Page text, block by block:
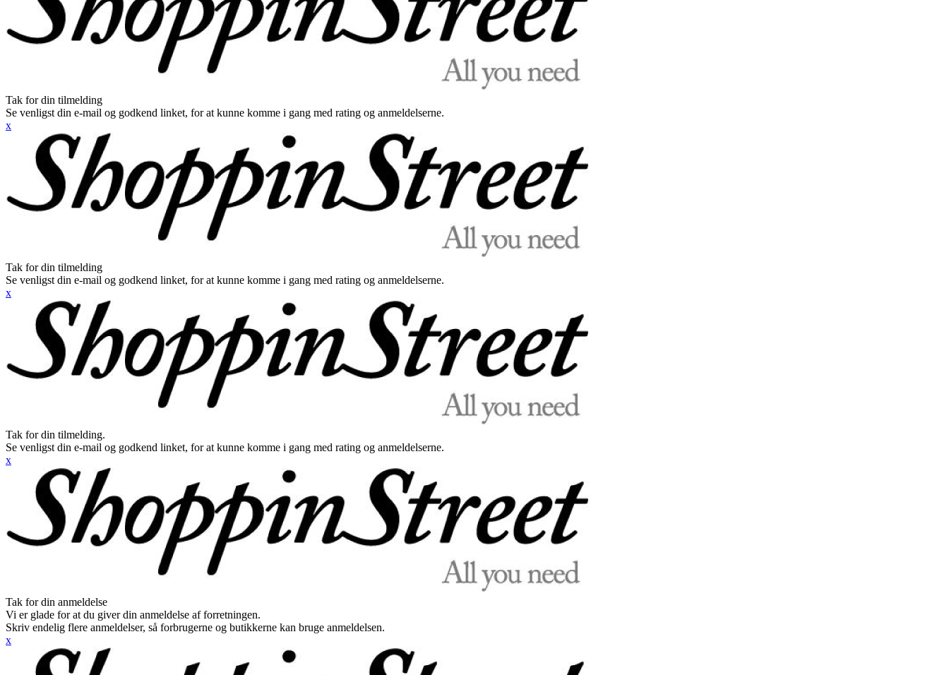
Tak for din tilmelding
Se venligst din e-mail og godkend linket, for at kunne komme i gang med rating og anmeldelserne.
x
Tak for din tilmelding
Se venligst din e-mail og godkend linket, for at kunne komme i gang med rating og anmeldelserne.
x
Tak for din tilmelding.
Se venligst din e-mail og godkend linket, for at kunne komme i gang med rating og anmeldelserne.
x
Tak for din anmeldelse
Vi er glade for at du giver din anmeldelse af forretningen.
Skriv endelig flere anmeldelser, så forbrugerne og butikkerne kan bruge anmeldelsen.
x